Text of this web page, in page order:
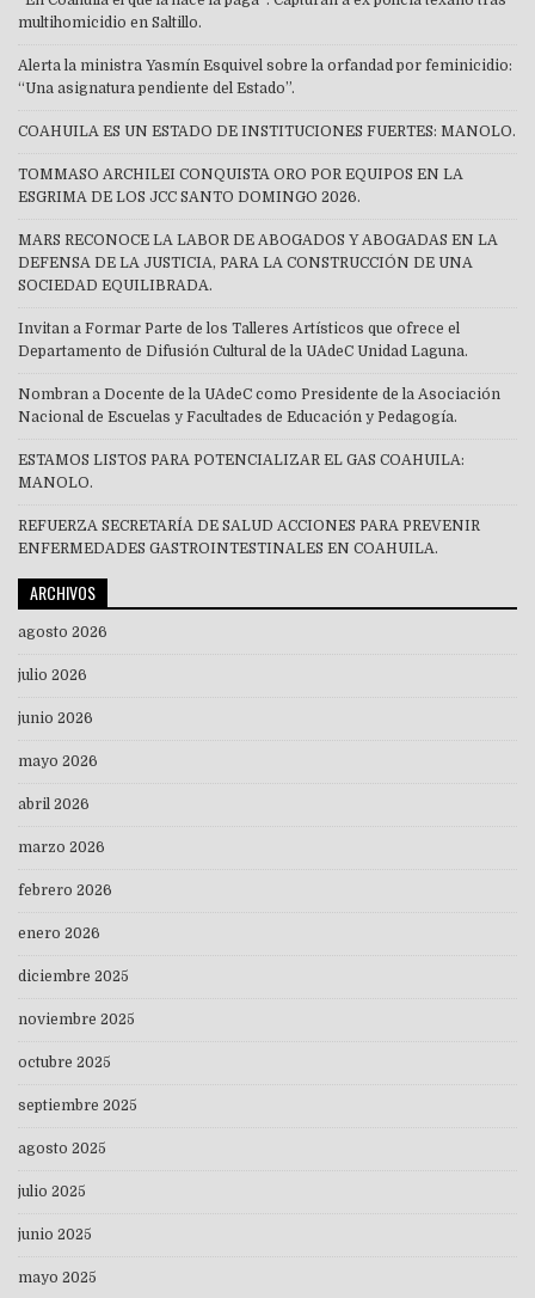
multihomicidio en Saltillo.
Alerta la ministra Yasmín Esquivel sobre la orfandad por feminicidio:
“Una asignatura pendiente del Estado”.
COAHUILA ES UN ESTADO DE INSTITUCIONES FUERTES: MANOLO.
TOMMASO ARCHILEI CONQUISTA ORO POR EQUIPOS EN LA
ESGRIMA DE LOS JCC SANTO DOMINGO 2026.
MARS RECONOCE LA LABOR DE ABOGADOS Y ABOGADAS EN LA
DEFENSA DE LA JUSTICIA, PARA LA CONSTRUCCIÓN DE UNA
SOCIEDAD EQUILIBRADA.
Invitan a Formar Parte de los Talleres Artísticos que ofrece el
Departamento de Difusión Cultural de la UAdeC Unidad Laguna.
Nombran a Docente de la UAdeC como Presidente de la Asociación
Nacional de Escuelas y Facultades de Educación y Pedagogía.
ESTAMOS LISTOS PARA POTENCIALIZAR EL GAS COAHUILA:
MANOLO.
REFUERZA SECRETARÍA DE SALUD ACCIONES PARA PREVENIR
ENFERMEDADES GASTROINTESTINALES EN COAHUILA.
ARCHIVOS
agosto 2026
julio 2026
junio 2026
mayo 2026
abril 2026
marzo 2026
febrero 2026
enero 2026
diciembre 2025
noviembre 2025
octubre 2025
septiembre 2025
agosto 2025
julio 2025
junio 2025
mayo 2025